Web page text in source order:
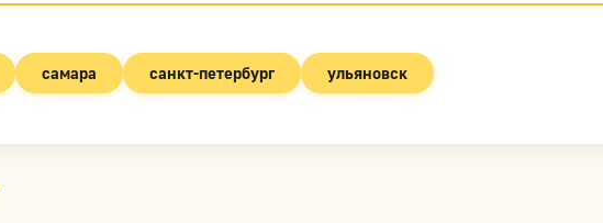
самара санкт-петербург ульяновск